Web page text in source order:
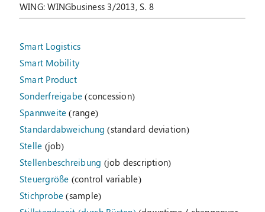
WING: WINGbusiness 3/2013, S. 8
Smart Logistics
Smart Mobility
Smart Product
Sonderfreigabe (concession)
Spannweite (range)
Standardabweichung (standard deviation)
Stelle (job)
Stellenbeschreibung (job description)
Steuergröße (control variable)
Stichprobe (sample)